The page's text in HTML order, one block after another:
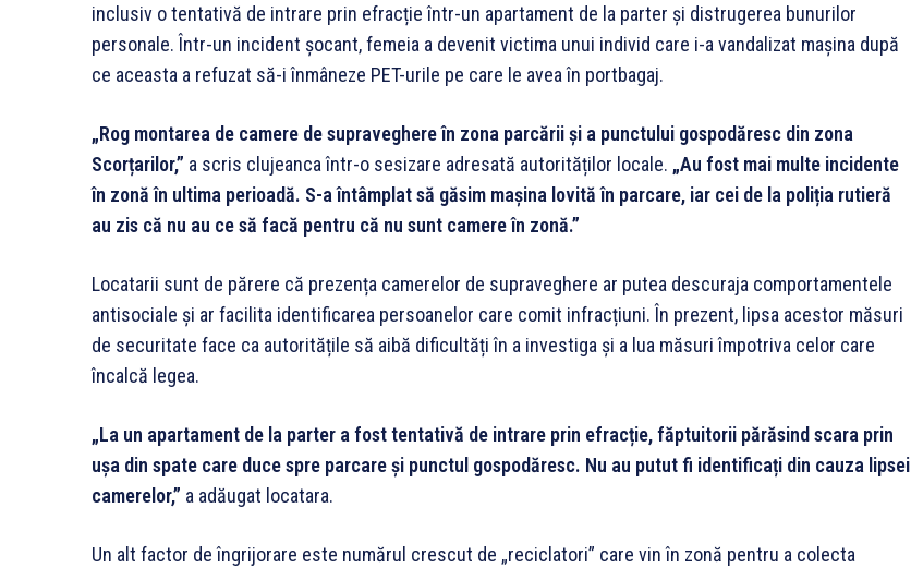
inclusiv o tentativă de intrare prin efracție într-un apartament de la parter și distrugerea bunurilor
personale. Într-un incident șocant, femeia a devenit victima unui individ care i-a vandalizat mașina după
ce aceasta a refuzat să-i înmâneze PET-urile pe care le avea în portbagaj.
„Rog montarea de camere de supraveghere în zona parcării și a punctului gospodăresc din zona
Scorțarilor,” a scris clujeanca într-o sesizare adresată autorităților locale. „Au fost mai multe incidente
în zonă în ultima perioadă. S-a întâmplat să găsim mașina lovită în parcare, iar cei de la poliția rutieră
au zis că nu au ce să facă pentru că nu sunt camere în zonă.”
Locatarii sunt de părere că prezența camerelor de supraveghere ar putea descuraja comportamentele
antisociale și ar facilita identificarea persoanelor care comit infracțiuni. În prezent, lipsa acestor măsuri
de securitate face ca autoritățile să aibă dificultăți în a investiga și a lua măsuri împotriva celor care
încalcă legea.
„La un apartament de la parter a fost tentativă de intrare prin efracție, făptuitorii părăsind scara prin
ușa din spate care duce spre parcare și punctul gospodăresc. Nu au putut fi identificați din cauza lipsei
camerelor,” a adăugat locatara.
Un alt factor de îngrijorare este numărul crescut de „reciclatori” care vin în zonă pentru a colecta